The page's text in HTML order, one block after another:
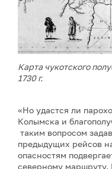
Карта чукотского
1730 г.
«Но удастся ли
Колымска и
таким вопросом
предыдущих рейсов
опасностям
северному маршруту.